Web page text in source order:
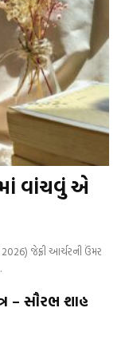
વાંચવું એ
2026) જેફ્રી આર્ચરની ઉંમર
– સૌરભ શાહ